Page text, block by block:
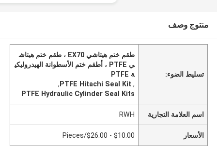
منتوج وصف
تسليط الضوء:
طقم ختم هيتاشي EX70 ، طقم ختم هيتاش
ي PTFE ، أطقم ختم الأسطوانة الهيدروليكي
ة PTFE
,
PTFE Hitachi Seal Kit
,
PTFE Hydraulic Cylinder Seal Kits
اسم العلامة التجارية RWH
الأسعار $10.00 - $26.00/Pieces